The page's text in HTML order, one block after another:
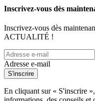
Inscrivez-vous dès
Inscrivez-vous dès
ACTUALITÉ !
Adresse e-mail
S'inscrire
En cliquant sur « S'inscrire